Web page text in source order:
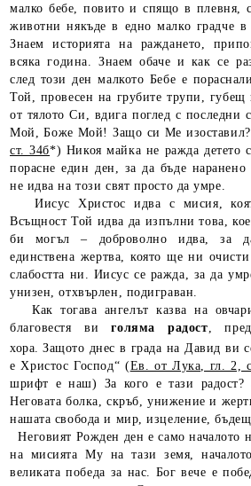
малко бебе, повито и спящо в плевня,
животни някъде в едно малко градче
Знаем историята на раждането,
всяка година. Знаем обаче и как се
след този ден малкото Бебе е
Той, провесен на грубите трупи, губещ
от тялото Си, вдига поглед с последни
Мой, Боже Мой! Защо си Ме
ст. 34б*) Никоя майка не ражда детето
порасне един ден, за да бъде
не идва на този свят просто да умре.
Иисус Христос идва с мисия,
Всъщност Той идва да изпълни това,
би могъл – доброволно идва, за
единствена жертва, която ще ни очисти
слабостта ни. Иисус се ражда, за да
унизен, отхвърлен, подиграван.
Как тогава ангелът казва на
благовестя виголяма радост,
хора. Защото днес в града на Давид ви
е Христос Господ“ (Ев. от Лука, гл. 2,
шрифт е наш) За кого е тази радост?
Неговата болка, скръб, унижение и
нашата свобода и мир, изцеление,
Неговият Рожден ден е само началото
на мисията Му на тази земя,
великата победа за нас. Бог вече е